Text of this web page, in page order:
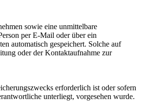
sowie eine unmittelbare
per E-Mail oder über ein
automatisch gespeichert. Solche auf
oder der Kontaktaufnahme zur
erforderlich ist oder sofern
unterliegt, vorgesehen wurde.